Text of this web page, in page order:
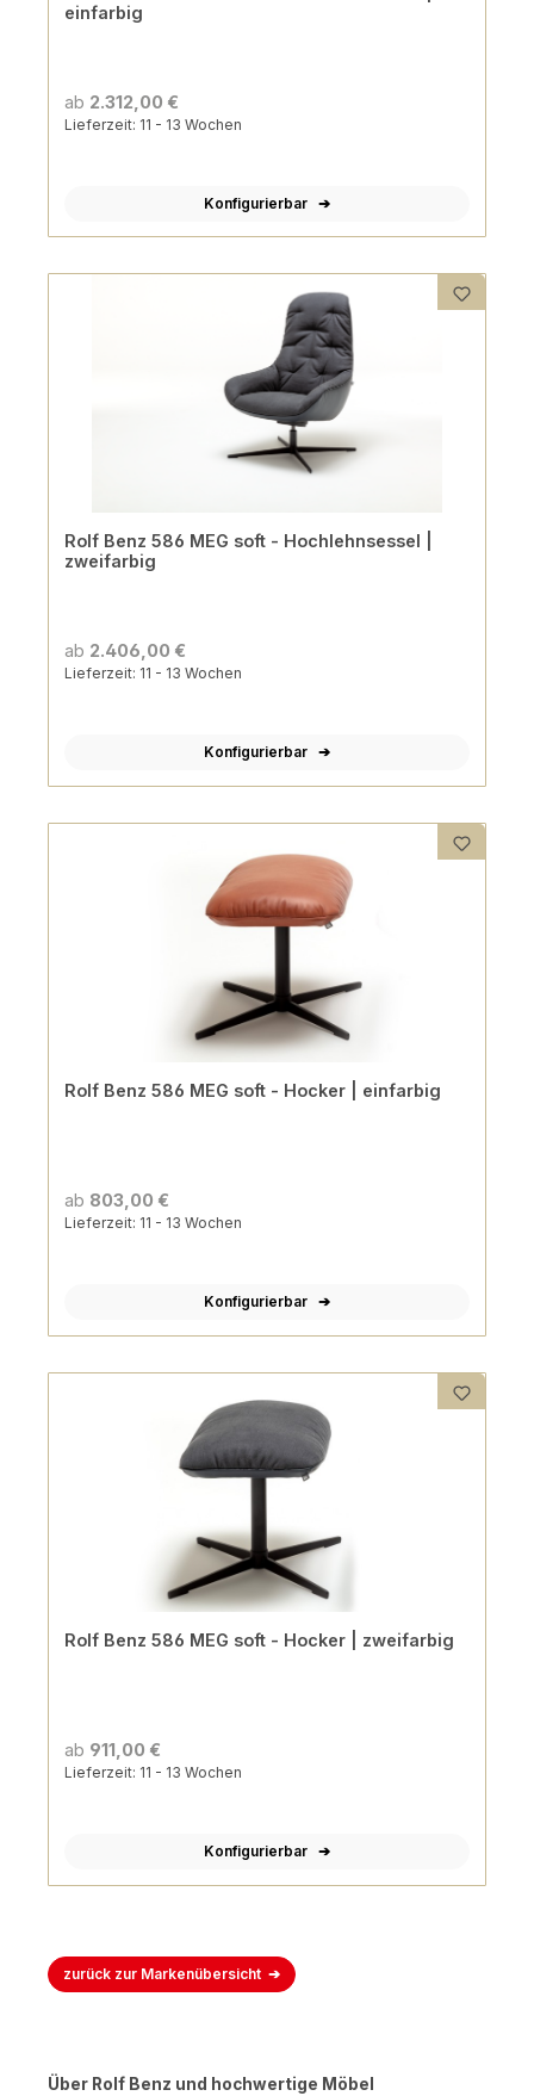
einfarbig
ab 2.312,00 €
Lieferzeit: 11 - 13 Wochen
Konfigurierbar
Rolf Benz 586 MEG soft - Hochlehnsessel |
zweifarbig
ab 2.406,00 €
Lieferzeit: 11 - 13 Wochen
Konfigurierbar
Rolf Benz 586 MEG soft - Hocker | einfarbig
ab 803,00 €
Lieferzeit: 11 - 13 Wochen
Konfigurierbar
Rolf Benz 586 MEG soft - Hocker | zweifarbig
ab 911,00 €
Lieferzeit: 11 - 13 Wochen
Konfigurierbar
zurück zur Markenübersicht
Über Rolf Benz und hochwertige Möbel